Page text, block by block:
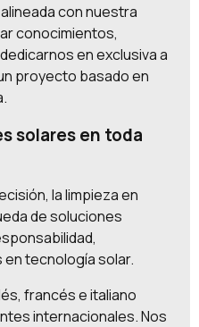
con nuestra
conocimientos,
en exclusiva a
proyecto basado en
solares en toda
la limpieza en
de soluciones
en tecnología solar.
francés e italiano
internacionales. Nos